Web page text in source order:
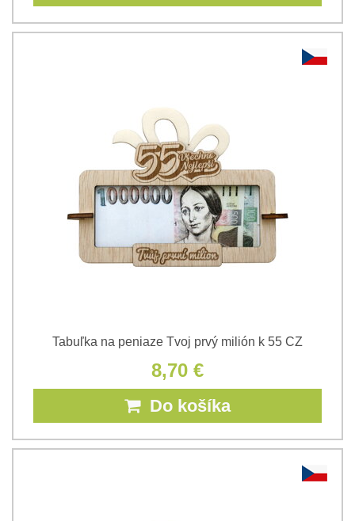
Tabuľka na peniaze Tvoj prvý milión k 55 CZ
8,70 €
Do košíka